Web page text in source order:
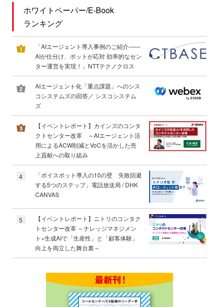
ホワイトペーパー/E-Book
ランキング
「AIエージェント導入事例のご紹介――
AIが仕分け、ボットが応対 効率的なセン
ター運営を実現！」NTTテクノクロス
AIエージェント化「重点課題」へのシス
コシステムズの回答／ シスコシステム
ズ
【イベントレポート】カインズのコンタ
クトセンター改革 ～AIエージェント活
用によるACW削減とVoCを活かした売
上貢献への取り組み
4
「ボイスボット導入の10の壁 失敗回避
する5つのステップ」電話放送局 / DHK
CANVAS
5
【イベントレポート】ニトリのコンタク
トセンター改革 ～ナレッジマネジメン
ト×生成AIで「生産性」と「顧客体験」
向上を両立した舞台裏～